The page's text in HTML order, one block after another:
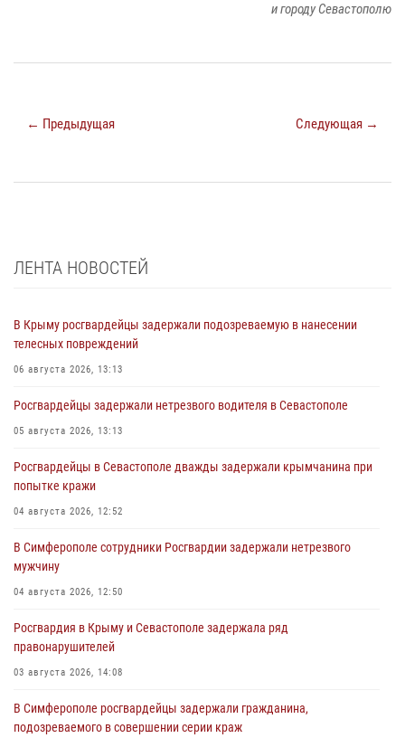
и городу Севастополю
← Предыдущая Следующая →
ЛЕНТА НОВОСТЕЙ
В Крыму росгвардейцы задержали подозреваемую в нанесении
телесных повреждений
06 августа 2026, 13:13
Росгвардейцы задержали нетрезвого водителя в Севастополе
05 августа 2026, 13:13
Росгвардейцы в Севастополе дважды задержали крымчанина при
попытке кражи
04 августа 2026, 12:52
В Симферополе сотрудники Росгвардии задержали нетрезвого
мужчину
04 августа 2026, 12:50
Росгвардия в Крыму и Севастополе задержала ряд
правонарушителей
03 августа 2026, 14:08
В Симферополе росгвардейцы задержали гражданина,
подозреваемого в совершении серии краж